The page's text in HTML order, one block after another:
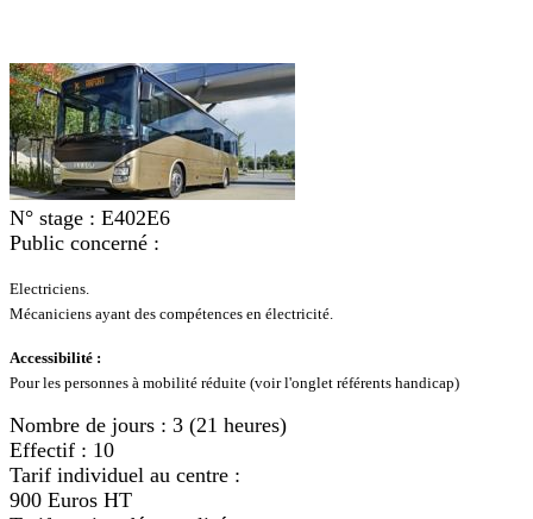
N° stage : E402E6
Public concerné :
Electriciens.
Mécaniciens ayant des compétences en électricité.
Accessibilité :
Pour les personnes à mobilité réduite (voir l'onglet référents handicap)
Nombre de jours : 3 (21 heures)
Effectif : 10
Tarif individuel au centre :
900 Euros HT